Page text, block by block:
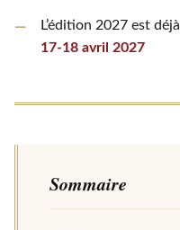
L’édition 2027 est
17-18 avril 2027
Sommaire